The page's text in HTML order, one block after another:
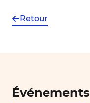
Retour
Événements